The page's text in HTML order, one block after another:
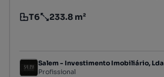
Tipologia
T6
Preço por metro quadrado
233.8 m²
Salem - Investimento Imobiliário, Lda
Profissional